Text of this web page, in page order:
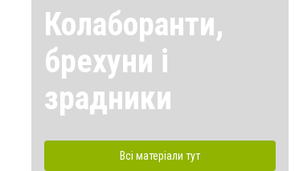
Колаборанти,
брехуни і
зрадники
Всі матеріали тут